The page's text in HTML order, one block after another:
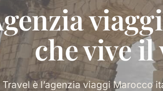
che vive
Travel è l’agenzia viaggi Marocco